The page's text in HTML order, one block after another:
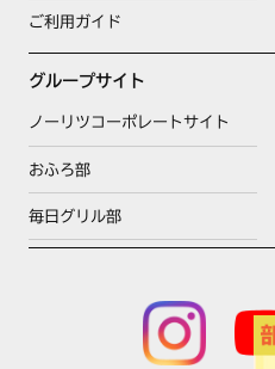
ご利用ガイド
グループサイト
ノーリツコーポレートサイト
おふろ部
毎日グリル部